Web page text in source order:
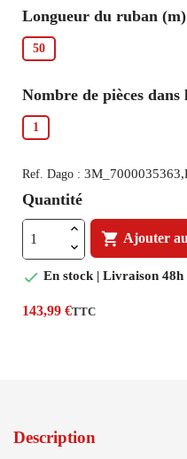
Longueur du ruban
50
Nombre de pièces dans
1
Ref. Dago : 3M_7000035363,
Quantité
 Ajouter
 En stock | Livraison 48h
143,99 €TTC
Description